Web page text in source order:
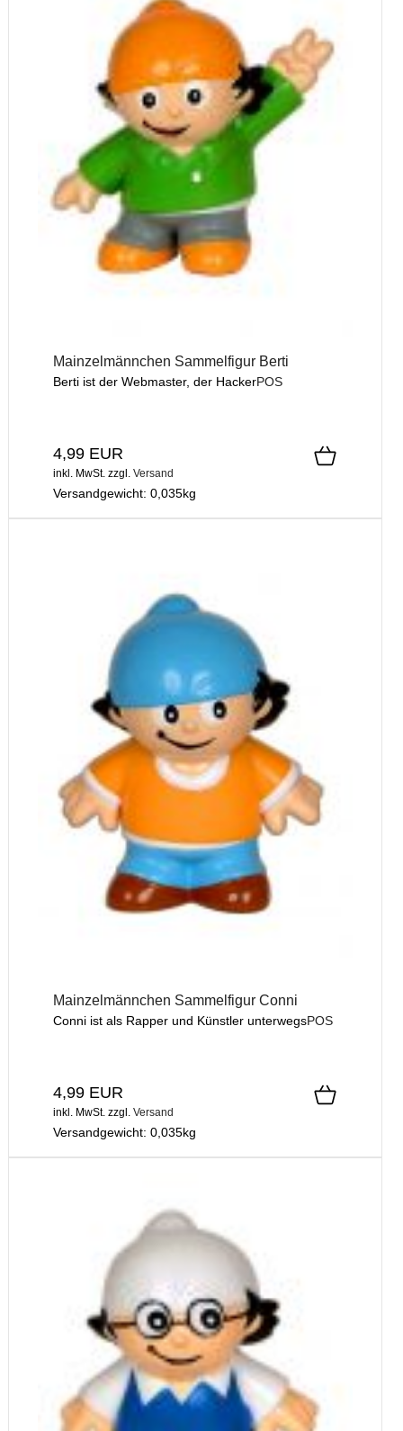
Mainzelmännchen Sammelfigur Berti
Berti ist der Webmaster, der HackerPOS
4,99 EUR
inkl. MwSt. zzgl. Versand
Versandgewicht: 0,035kg
Mainzelmännchen Sammelfigur Conni
Conni ist als Rapper und Künstler unterwegsPOS
4,99 EUR
inkl. MwSt. zzgl. Versand
Versandgewicht: 0,035kg